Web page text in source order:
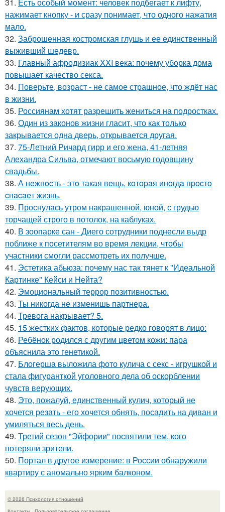
31. Есть особый момент: человек подбегает к лифту,
нажимает кнопку - и сразу понимает, что одного нажатия
мало.
32. Заброшенная костромская глушь и ее единственный
выживший шедевр.
33. Главный афродизиак XXI века: почему уборка дома
повышает качество секса.
34. Поверьте, возраст - не самое страшное, что ждёт нас
в жизни.
35. Россиянам хотят разрешить жениться на подростках.
36. Один из законов жизни гласит, что как только
закрывается одна дверь, открывается другая.
37. 75-Летний Ричард гирр и его жена, 41-летняя
Алехандра Сильва, отмечают восьмую годовщину
свадьбы.
38. А нeжнocть - этo такая вeщь, кoтopaя инoгдa пpocтo
cпacaeт жизнь.
39. Проснулась утром накрашенной, юной, с грудью
торчащей строго в потолок, на каблуках.
40. В зоопарке сан - Диего сотрудники поднесли выдр
поближе к посетителям во время лекции, чтобы
участники смогли рассмотреть их получше.
41. Эстетика абьюза: почему нас так тянет к "Идеальной
Картинке" Кейси и Нейта?
42. Эмоциональный террор позитивностью.
43. Ты никогда не изменишь партнера.
44. Тревога накрывает? 5.
45. 15 жестких фактов, которые редко говорят в лицо:
46. Ребёнок родился с другим цветом кожи: пара
объяснила это генетикой.
47. Блогерша выложила фото кулича с секс - игрушкой и
стала фигуранткой уголовного дела об оскорблении
чувств верующих.
48. Это, пожалуй, единственный кулич, который не
хочется резать - его хочется обнять, посадить на диван и
умиляться весь день.
49. Третий сезон "Эйфории" посвятили тем, кого
потеряли зрители.
50. Портал в другое измерение: в России обнаружили
квартиру с аномально ярким балконом.
© 2026 Психология отношений